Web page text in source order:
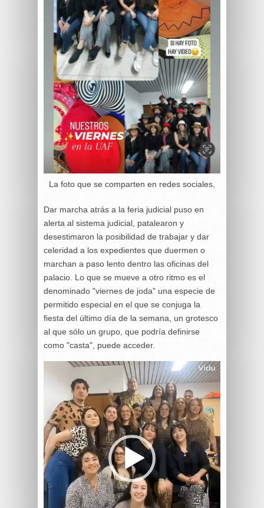
La foto que se comparten en redes sociales,
Dar marcha atrás a la feria judicial puso en
alerta al sistema judicial, patalearon y
desestimaron la posibilidad de trabajar y dar
celeridad a los expedientes que duermen o
marchan a paso lento dentro las oficinas del
palacio. Lo que se mueve a otro ritmo es el
denominado "viernes de joda" una especie de
permitido especial en el que se conjuga la
fiesta del último día de la semana, un grotesco
al que sólo un grupo, que podría definirse
como "casta", puede acceder.
Reproductor